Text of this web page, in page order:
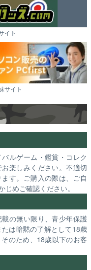
イト
サイト
ルゲーム・鑑賞・コレク
楽しみください。不適切
す。ご購入の際は、ご自
めご確認ください。
の無い限り、青少年保護
は暗黙の了解として18歳
のため、18歳以下のお客